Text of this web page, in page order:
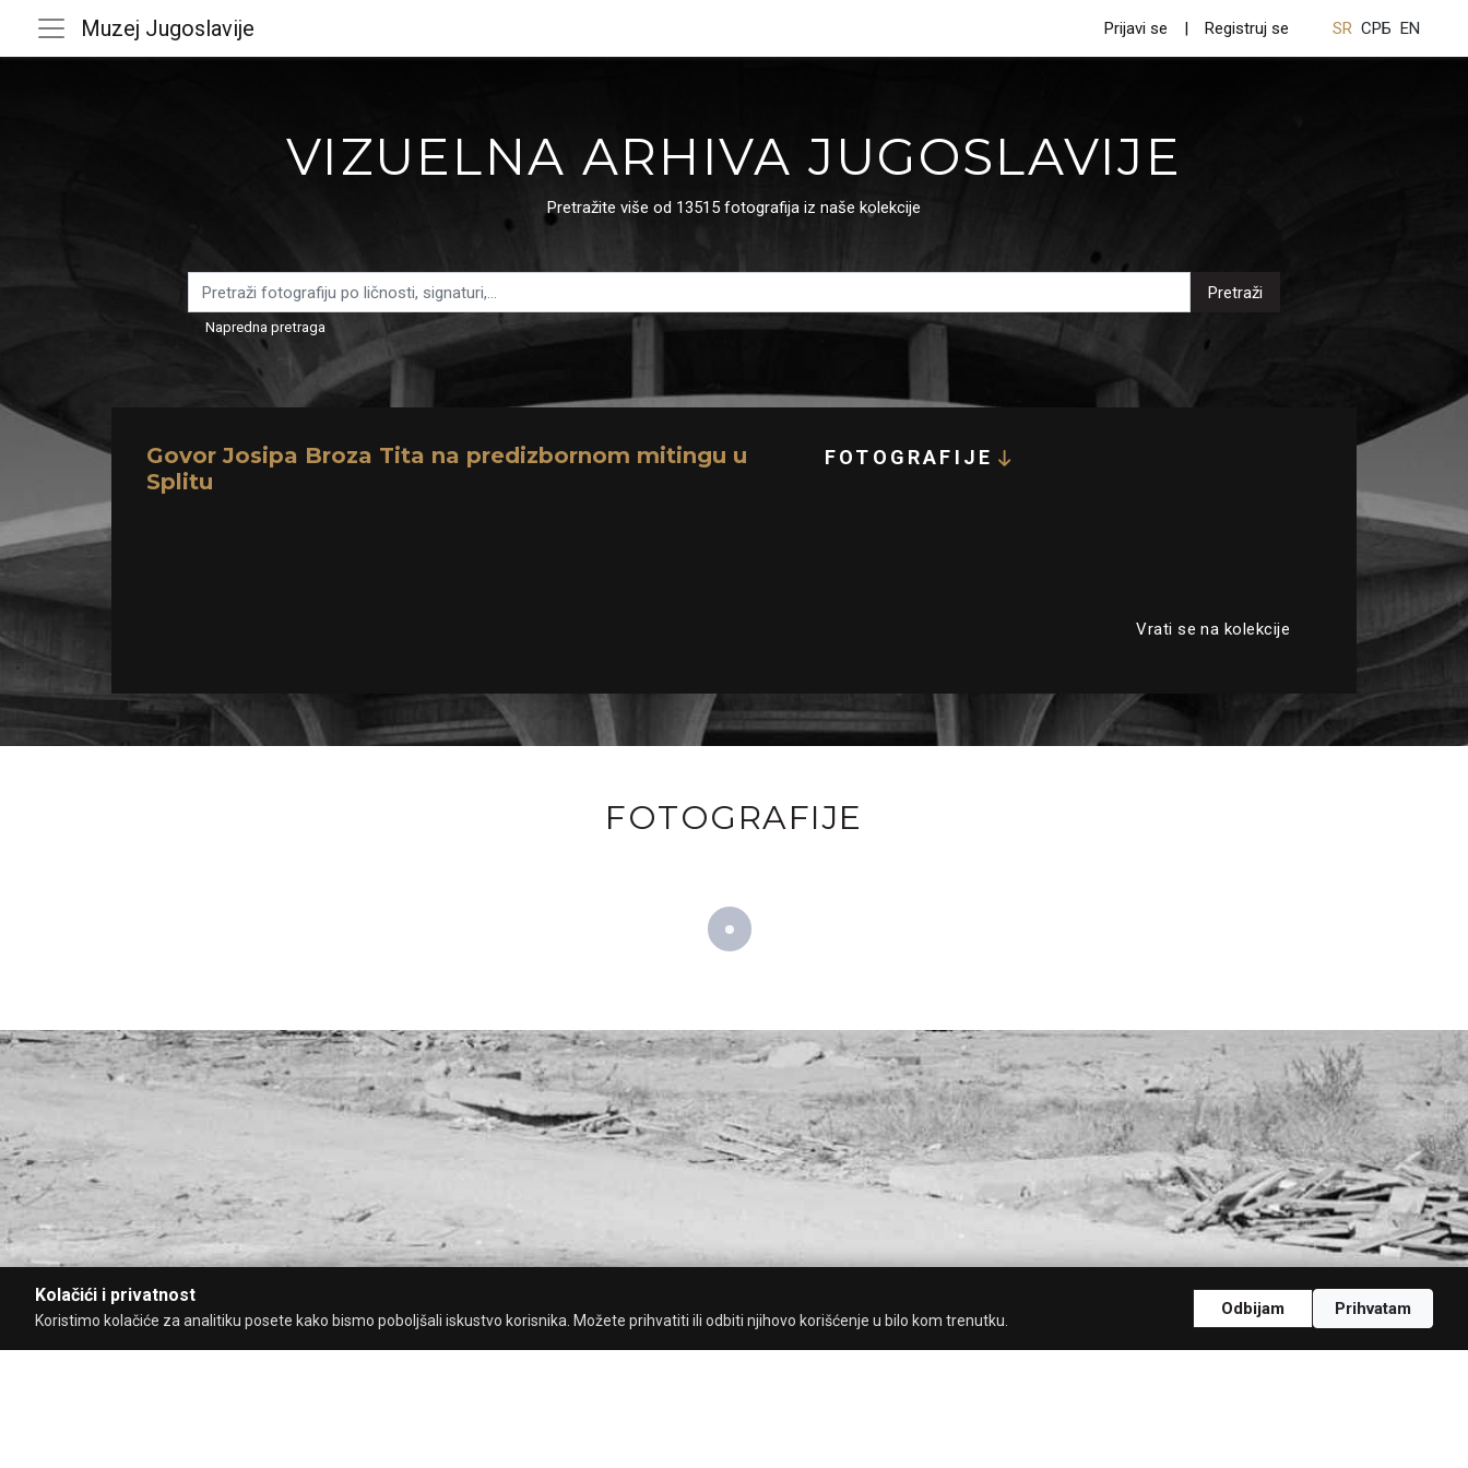
Muzej Jugoslavije Prijavi se Registruj se SR СРБ EN
VIZUELNA ARHIVA JUGOSLAVIJE
Pretražite više od 13515 fotografija iz naše kolekcije
Pretraži
Napredna pretraga
Govor Josipa Broza Tita na predizbornom mitingu u
Splitu
FOTOGRAFIJE
Vrati se na kolekcije
FOTOGRAFIJE
Kolačići i privatnost
Koristimo kolačiće za analitiku posete kako bismo poboljšali iskustvo korisnika. Možete prihvatiti ili odbiti njihovo korišćenje u bilo kom trenutku.
Odbijam Prihvatam